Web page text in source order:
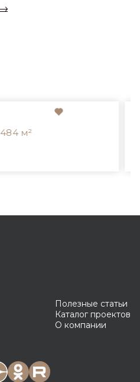
Размер блоков различен
484 м²
Полезные статьи
Каталог проектов
О компании